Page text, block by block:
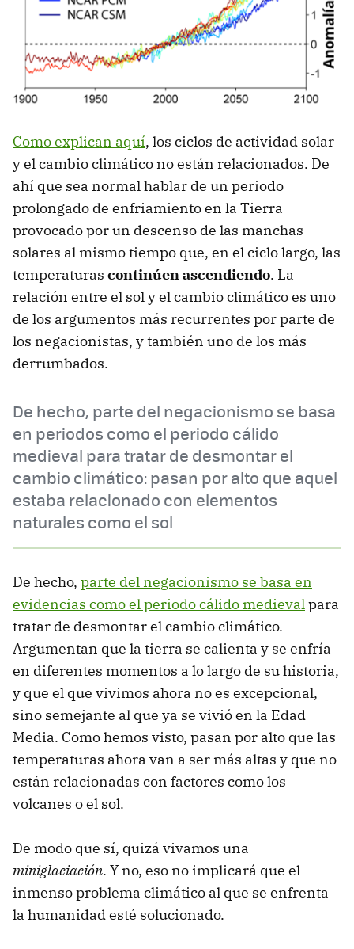
Como explican aquí, los ciclos de actividad solar
y el cambio climático no están relacionados. De
ahí que sea normal hablar de un periodo
prolongado de enfriamiento en la Tierra
provocado por un descenso de las manchas
solares al mismo tiempo que, en el ciclo largo, las
temperaturas continúen ascendiendo. La
relación entre el sol y el cambio climático es uno
de los argumentos más recurrentes por parte de
los negacionistas, y también uno de los más
derrumbados.
De hecho, parte del negacionismo se basa
en periodos como el periodo cálido
medieval para tratar de desmontar el
cambio climático: pasan por alto que aquel
estaba relacionado con elementos
naturales como el sol
De hecho, parte del negacionismo se basa en
evidencias como el periodo cálido medievalpara
tratar de desmontar el cambio climático.
Argumentan que la tierra se calienta y se enfría
en diferentes momentos a lo largo de su historia,
y que el que vivimos ahora no es excepcional,
sino semejante al que ya se vivió en la Edad
Media. Como hemos visto, pasan por alto que las
temperaturas ahora van a ser más altas y que no
están relacionadas con factores como los
volcanes o el sol.
De modo que sí, quizá vivamos una
miniglaciación. Y no, eso no implicará que el
inmenso problema climático al que se enfrenta
la humanidad esté solucionado.